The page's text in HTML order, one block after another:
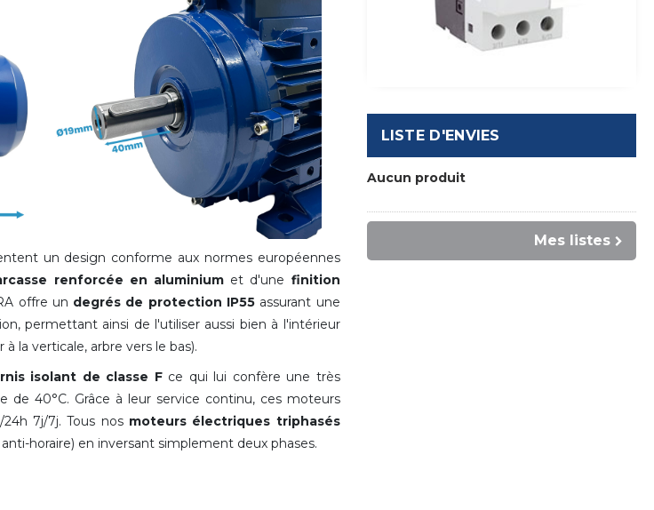
un design conforme aux normes européennes
renforcée en aluminium et d'une finition
offre un degrés de protection IP55 assurant une
permettant ainsi de l'utiliser aussi bien à l'intérieur
la verticale, arbre vers le bas).
isolant de classe Fce qui lui confère une très
de 40°C. Grâce à leur service continu, ces moteurs
7j/7j. Tous nos moteurs électriques triphasés
horaire) en inversant simplement deux phases.
LISTE D'ENVIES
Aucun produit
Mes listes